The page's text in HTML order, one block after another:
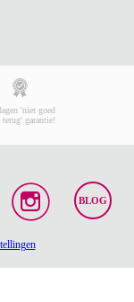
'niet goed
terug' garantie!
BLOG